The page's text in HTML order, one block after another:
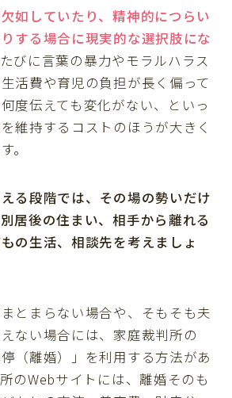
如していたり、精神的につらい
する場合に現実的な選択肢にな
びに言葉の暴力やモラルハラス
活費や育児の負担が長く偏って
度伝えても変化がない、といっ
維持するコストのほうが大きく
。
る段階では、その場の勢いだけ
居後の住まい、相手から離れる
の生活、相談先を考えましょ
とまらない場合や、そもそも夫
ない場合には、家庭裁判所の
停（離婚）」を利用する方法があ
のWebサイトには、離婚そのも